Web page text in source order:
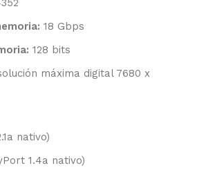
18 Gbps
128 bits
máxima digital 7680 x
nativo)
1.4a nativo)